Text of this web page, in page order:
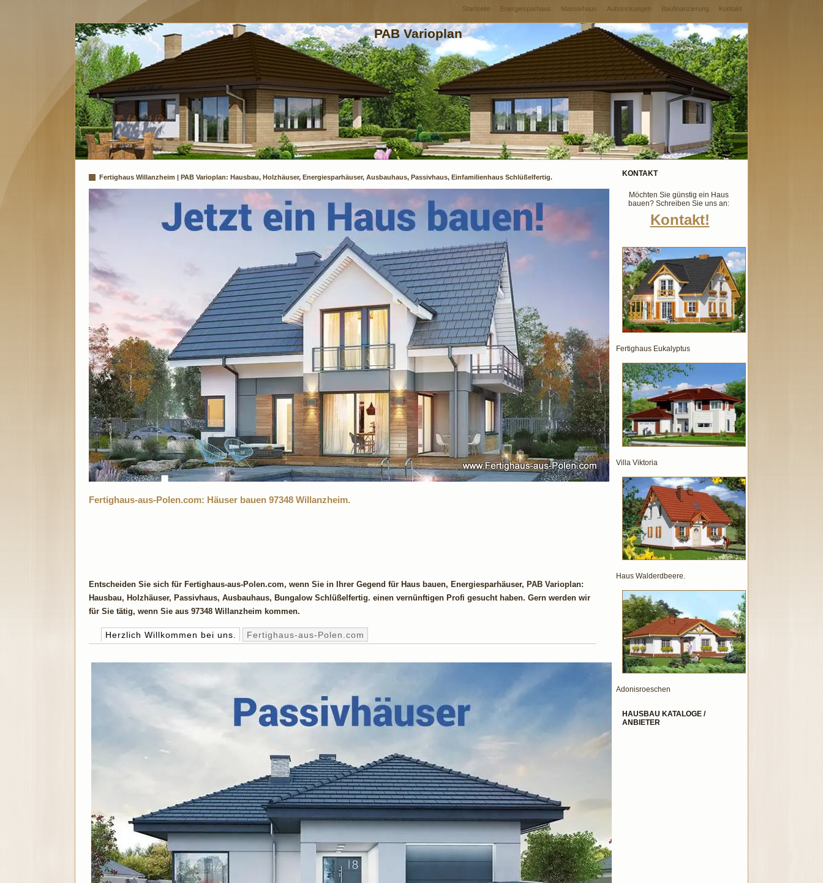
Startseite Energiesparhaus Massivhaus Aufstockungen Baufinanzierung Kontakt
PAB Varioplan
Fertighaus Willanzheim | PAB Varioplan: Hausbau, Holzhäuser, Energiesparhäuser, Ausbauhaus, Passivhaus, Einfamilienhaus Schlüßelfertig.
Fertighaus-aus-Polen.com: Häuser bauen 97348 Willanzheim.
Entscheiden Sie sich für Fertighaus-aus-Polen.com, wenn Sie in Ihrer Gegend für Haus bauen, Energiesparhäuser, PAB Varioplan:
Hausbau, Holzhäuser, Passivhaus, Ausbauhaus, Bungalow Schlüßelfertig. einen vernünftigen Profi gesucht haben. Gern werden wir
für Sie tätig, wenn Sie aus 97348 Willanzheim kommen.
Herzlich Willkommen bei uns. Fertighaus-aus-Polen.com
KONTAKT
Möchten Sie günstig ein Haus
bauen? Schreiben Sie uns an:
Kontakt!
Fertighaus Eukalyptus
Villa Viktoria
Haus Walderdbeere.
Adonisroeschen
HAUSBAU KATALOGE /
ANBIETER